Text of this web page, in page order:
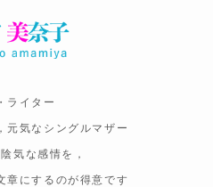
ライター
元気なシングルマザー
気な感情を，
章にするのが得意です